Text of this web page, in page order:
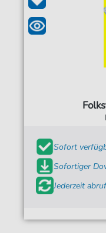
Sofort
Sofortiger
Jederzeit